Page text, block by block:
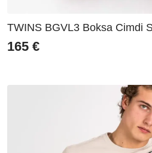
TWINS BGVL3 Boksa Cimdi
165 €